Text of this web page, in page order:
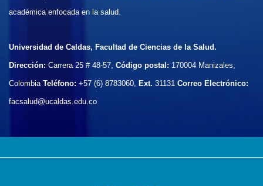
académica enfocada en la salud.
Universidad de Caldas, Facultad de Ciencias de la Salud.
Dirección: Carrera 25 # 48-57, Código postal: 170004 Manizales,
Colombia Teléfono: +57 (6) 8783060, Ext. 31131 Correo Electrónico:
facsalud@ucaldas.edu.co